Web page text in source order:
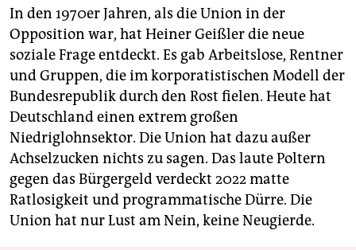
In den 1970er Jahren, als die Union in der
Opposition war, hat Heiner Geißler die neue
soziale Frage entdeckt. Es gab Arbeitslose, Rentner
und Gruppen, die im korporatistischen Modell der
Bundesrepublik durch den Rost fielen. Heute hat
Deutschland einen extrem großen
Niedriglohnsektor. Die Union hat dazu außer
Achselzucken nichts zu sagen. Das laute Poltern
gegen das Bürgergeld verdeckt 2022 matte
Ratlosigkeit und programmatische Dürre. Die
Union hat nur Lust am Nein, keine Neugierde.